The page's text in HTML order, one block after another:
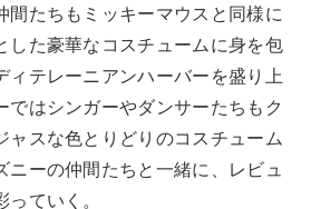
間たちもミッキーマウスと同様に
した豪華なコスチュームに身を包
ィテレーニアンハーバーを盛り上
ではシンガーやダンサーたちもク
ャスな色とりどりのコスチューム
ニーの仲間たちと一緒に、レビュ
ていく。